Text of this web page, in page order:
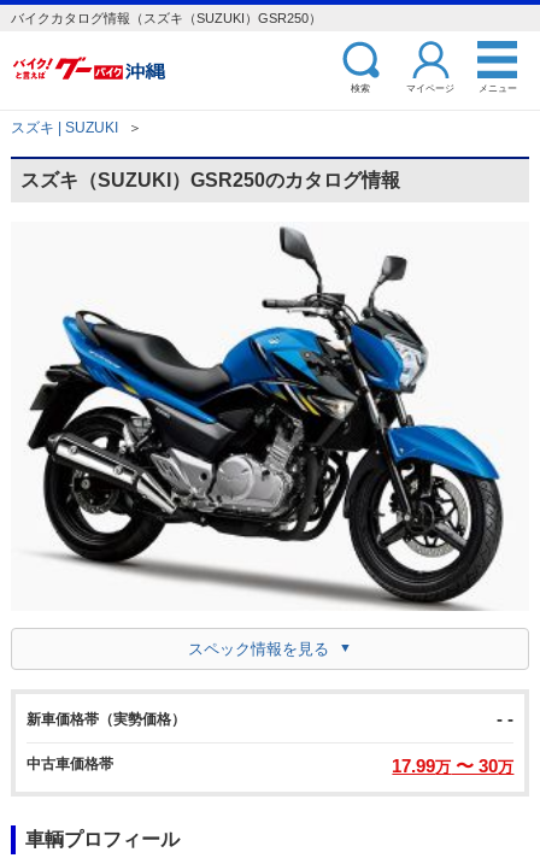
バイクカタログ情報（スズキ（SUZUKI）GSR250）
検索 マイページ メニュー
スズキ | SUZUKI ＞
スズキ（SUZUKI）GSR250のカタログ情報
スペック情報を見る
新車価格帯（実勢価格） - -
中古車価格帯 17.99万 〜 30万
車輌プロフィール